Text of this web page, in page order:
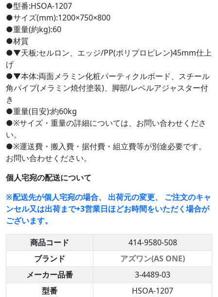
●型番:HSOA-1207
●サイズ(mm):1200×750×800
●重量(約kg):60
●材質
●▼天板:セルロン、エッジ/PP(ポリプロピレン)45mm仕上
げ
●▼本体:両面メラミン化粧パーティクルボード、スチール
角パイプ(メラミン焼付塗装)、脚部/レベルアジャスター付
き
●重量(目安):約60kg
●※サイズ・重量の詳細については、お問い合わせくださ
い。
●※運送費・搬入費・据付費・組立費等が別途必要です。
お問い合わせください。
個人宅宛の配送について
※配送先が個人宅宛の場合、 出荷元の変更、 ご注文のキャ
ンセル又は出荷まで+3営業日ほどお時間をいただく場合が
ございます。
商品コード
414-9580-508
ブランド
アズワン(AS ONE)
メーカー品番
3-4489-03
型番
HSOA-1207